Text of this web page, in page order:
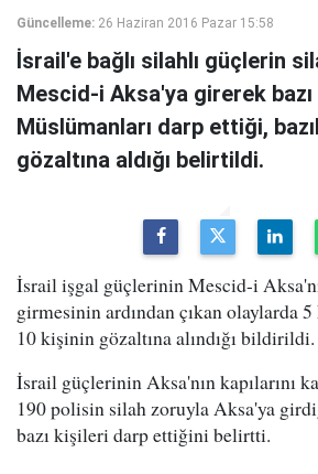
Güncelleme: 26 Haziran 2016 Pazar 15:58
İsrail'e bağlı silahlı güçlerin
Mescid-i Aksa'ya girerek
Müslümanları darp ettiği,
gözaltına aldığı belirtildi.
İsrail işgal güçlerinin Mescid-i
girmesinin ardından çıkan olaylarda
10 kişinin gözaltına alındığı bildirildi.
İsrail güçlerinin Aksa'nın kapılarını
190 polisin silah zoruyla Aksa'ya
bazı kişileri darp ettiğini belirtti.